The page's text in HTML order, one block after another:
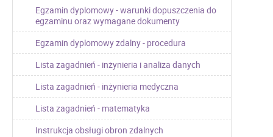
Egzamin dyplomowy - warunki dopuszczenia do
egzaminu oraz wymagane dokumenty
Egzamin dyplomowy zdalny - procedura
Lista zagadnień - inżynieria i analiza danych
Lista zagadnień - inżynieria medyczna
Lista zagadnień - matematyka
Instrukcja obsługi obron zdalnych